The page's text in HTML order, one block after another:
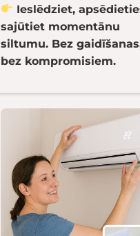
Ieslēdziet,
sajūtiet momentānu
siltumu. Bez
bez kompromisiem.